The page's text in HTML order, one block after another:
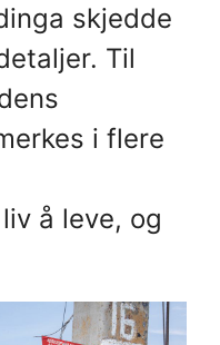
skjedde
Til
i flere
å leve, og